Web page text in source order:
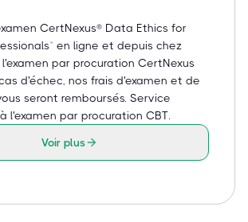
CertNexus® Data Ethics for
en ligne et depuis chez
par procuration CertNexus
d'échec, nos frais d'examen et de
seront remboursés. Service
l'examen par procuration CBT.
Voir plus